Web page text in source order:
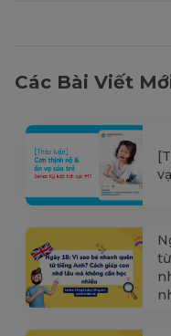
Các Bài Viết